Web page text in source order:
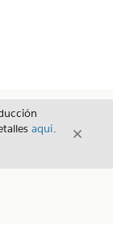
aquí.
Cerrar